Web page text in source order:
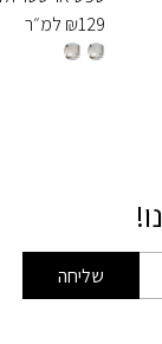
₪129 למ״ר
שליחה